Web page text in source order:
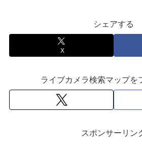
シェアする
X
ライブカメラ検索マップを
スポンサーリン